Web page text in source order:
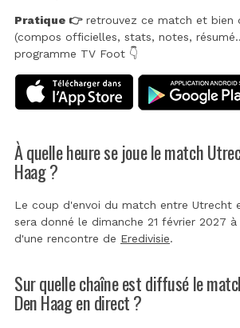
Pratique 👉retrouvez ce match et bien
(compos officielles, stats, notes,
programme TV Foot 👇
À quelle heure se joue le match
Haag ?
Le coup d'envoi du match entre Utrecht
sera donné le dimanche 21 février 2027
d'une rencontre de Eredivisie.
Sur quelle chaîne est diffusé le
Den Haag en direct ?